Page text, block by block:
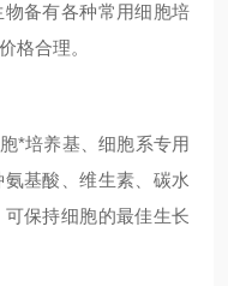
备有各种常用细胞培
格合理。
*培养基、细胞系专用
基酸、维生素、碳水
保持细胞的最佳生长